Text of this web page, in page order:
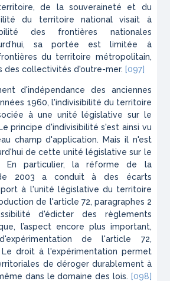
de la souveraineté et du
du territoire national visait à
des frontières nationales
sa portée est limitée à
du territoire métropolitain,
des collectivités d'outre-mer. [097]
d'indépendance des anciennes
1960, l'indivisibilité du territoire
à une unité législative sur le
principe d'indivisibilité s'est ainsi vu
champ d'application. Mais il n'est
de cette unité législative sur le
En particulier, la réforme de la
2003 a conduit à des écarts
à l'unité législative du territoire
de l'article 72, paragraphes 2
d'édicter des règlements
l’aspect encore plus important,
de l'article 72,
Le droit à l'expérimentation permet
de déroger durablement à
dans le domaine des lois. [098]